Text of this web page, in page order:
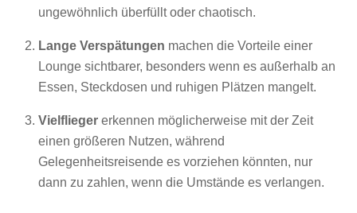
ungewöhnlich überfüllt oder chaotisch.
Lange Verspätungen machen die Vorteile einer
Lounge sichtbarer, besonders wenn es außerhalb an
Essen, Steckdosen und ruhigen Plätzen mangelt.
Vielflieger erkennen möglicherweise mit der Zeit
einen größeren Nutzen, während
Gelegenheitsreisende es vorziehen könnten, nur
dann zu zahlen, wenn die Umstände es verlangen.